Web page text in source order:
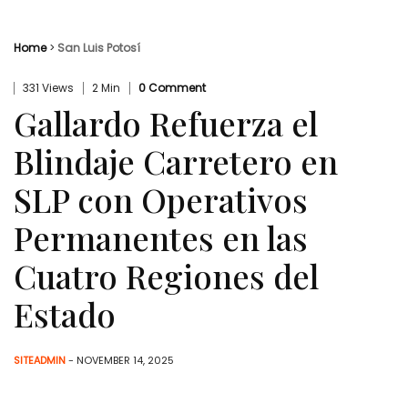
Home> San Luis Potosí
331 Views 2 Min 0 Comment
Gallardo Refuerza el
Blindaje Carretero en
SLP con Operativos
Permanentes en las
Cuatro Regiones del
Estado
SITEADMIN- NOVEMBER 14, 2025